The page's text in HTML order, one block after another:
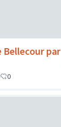
Bellecour par
0